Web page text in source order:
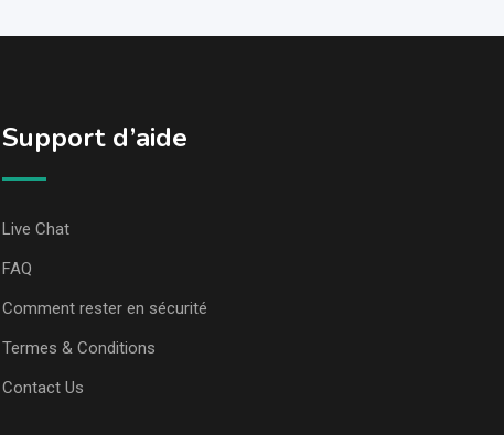
Support d’aide
Live Chat
FAQ
Comment rester en sécurité
Termes & Conditions
Contact Us